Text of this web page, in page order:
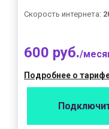
Скорость интернета:
600 руб./
Подробнее о